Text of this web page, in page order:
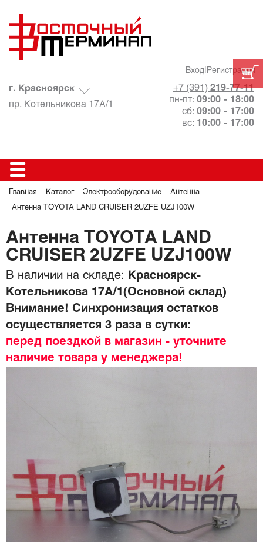
Вход| Регистрация
+7 (391) 219-77-11
пн-пт: 09:00 - 18:00
сб: 09:00 - 17:00
вс: 10:00 - 17:00
г. Красноярск
пр. Котельникова 17А/1
Главная Каталог Электрооборудование Антенна
Антенна TOYOTA LAND CRUISER 2UZFE UZJ100W
Антенна TOYOTA LAND
CRUISER 2UZFE UZJ100W
В наличии на складе:
Красноярск-
Котельникова 17А/1(Основной склад)
Внимание! Синхронизация остатков
осуществляется 3 раза в сутки:
перед поездкой в магазин - уточните
наличие товара у менеджера!